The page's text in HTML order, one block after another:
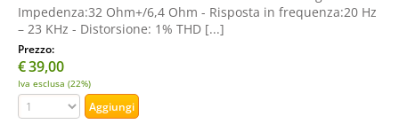
Impedenza:32 Ohm+/6,4 Ohm - Risposta in frequenza:20 Hz
– 23 KHz - Distorsione: 1% THD [...]
Prezzo:
€39,00
Iva esclusa (22%)